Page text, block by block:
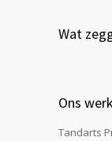
Wat
Ons
Tandarts